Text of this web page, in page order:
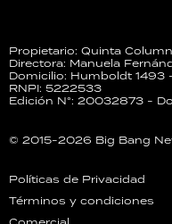
Propietario: Quinta
Directora: Manuela
Domicilio: Humboldt 1493
RNPI: 5222533
Edición N°: 20032873 -
© 2015-2026 Big Bang
Políticas de Privacidad
Términos y condiciones